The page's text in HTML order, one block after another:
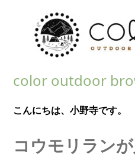
color outdoor
こんにちは、小野寺です。
コウモリラン